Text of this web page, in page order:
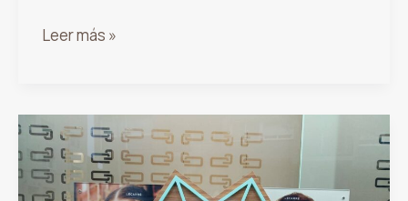
Rubí:
y
Características
de
una
Leer más »